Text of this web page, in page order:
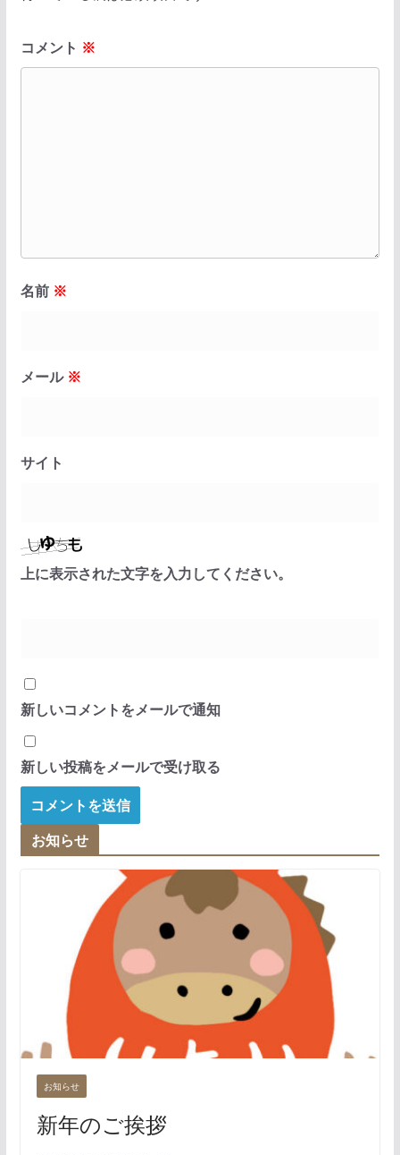
コメント ※
名前 ※
メール ※
サイト
上に表示された文字を入力してください。
新しいコメントをメールで通知
新しい投稿をメールで受け取る
お知らせ
お知らせ
新年のご挨拶